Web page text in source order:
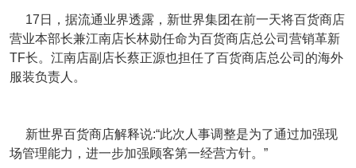
17日，据流通业界透露，新世界集团在前一天将百货商店
营业本部长兼江南店长林勋任命为百货商店总公司营销革新
TF长。江南店副店长蔡正源也担任了百货商店总公司的海外
服装负责人。
新世界百货商店解释说:“此次人事调整是为了通过加强现
场管理能力，进一步加强顾客第一经营方针。”